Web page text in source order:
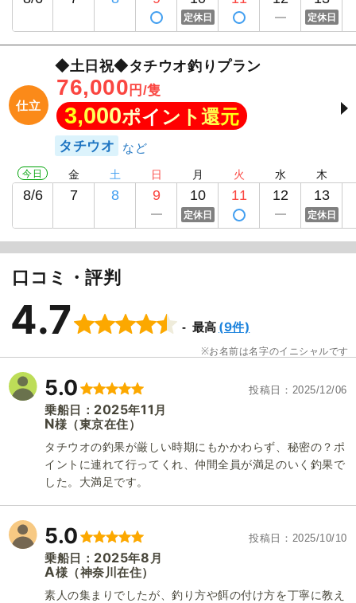
定休日 定休日
仕立
◆土日祝◆タチウオ釣りプラン
76,000 円/隻
3,000ポイント還元
タチウオ
今日
8/6
金
7
土
8
日
9
月
10
定休日
火
11
水
12
木
13
定休日
口コミ・評判
4.7 最高 (9件)
お名前は名字のイニシャルです
5.0 投稿日 2025/12/06
乗船日： 2025年11 月
N様 （東京在住）
タチウオの釣果が厳しい時期にもかかわらず、秘密の？ポ
イントに連れて行ってくれ、仲間全員が満足のいく釣果で
した。大満足です。
5.0 投稿日 2025/10/10
乗船日： 2025年8 月
A様 （神奈川在住）
素人の集まりでしたが、釣り方や餌の付け方を丁寧に教え